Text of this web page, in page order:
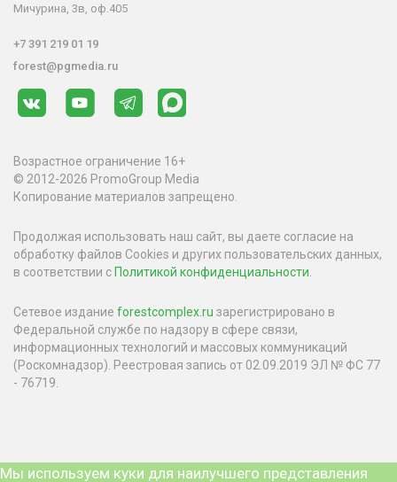
Мичурина, 3в, оф.405
+7 391 219 01 19
forest@pgmedia.ru
Возрастное ограничение 16+
© 2012-2026 PromoGroup Media
Копирование материалов запрещено.
Продолжая использовать наш сайт, вы даете согласие на
обработку файлов Cookies и других пользовательских данных,
в соответствии с Политикой конфиденциальности.
Сетевое издание forestcomplex.ru зарегистрировано в
Федеральной службе по надзору в сфере связи,
информационных технологий и массовых коммуникаций
(Роскомнадзор). Реестровая запись от 02.09.2019 ЭЛ № ФС 77
- 76719.
Мы используем куки для наилучшего представления